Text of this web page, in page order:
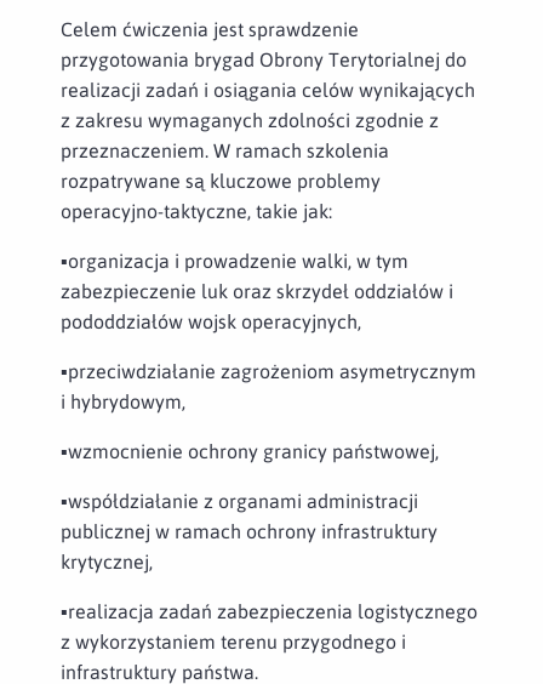
Celem ćwiczenia jest sprawdzenie
przygotowania brygad Obrony Terytorialnej do
realizacji zadań i osiągania celów wynikających
z zakresu wymaganych zdolności zgodnie z
przeznaczeniem. W ramach szkolenia
rozpatrywane są kluczowe problemy
operacyjno-taktyczne, takie jak:
▪️organizacja i prowadzenie walki, w tym
zabezpieczenie luk oraz skrzydeł oddziałów i
pododdziałów wojsk operacyjnych,
▪️przeciwdziałanie zagrożeniom asymetrycznym
i hybrydowym,
▪️wzmocnienie ochrony granicy państwowej,
▪️współdziałanie z organami administracji
publicznej w ramach ochrony infrastruktury
krytycznej,
▪️realizacja zadań zabezpieczenia logistycznego
z wykorzystaniem terenu przygodnego i
infrastruktury państwa.